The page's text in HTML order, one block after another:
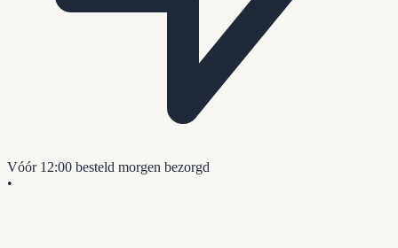
Vóór 12:00 besteld morgen bezorgd
•